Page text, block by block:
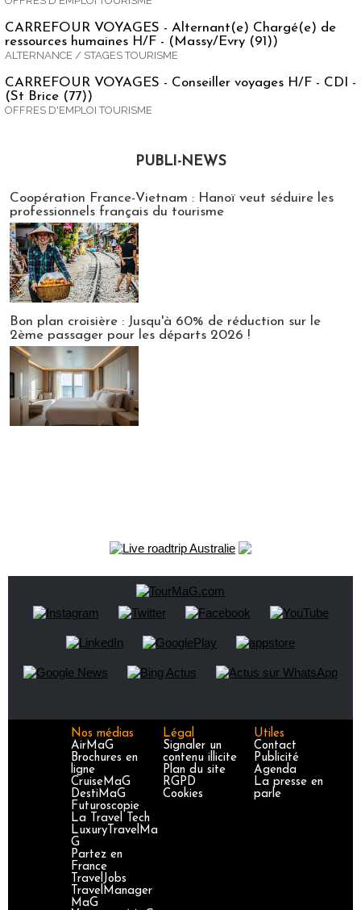
CARREFOUR VOYAGES - Alternant(e) Chargé(e) de
ressources humaines H/F - (Massy/Evry (91))
ALTERNANCE / STAGES TOURISME
CARREFOUR VOYAGES - Conseiller voyages H/F - CDI -
(St Brice (77))
OFFRES D'EMPLOI TOURISME
PUBLI-NEWS
Coopération France-Vietnam : Hanoï veut séduire les
professionnels français du tourisme
Bon plan croisière : Jusqu'à 60% de réduction sur le
2ème passager pour les départs 2026 !
Nos médias
AirMaG
Brochures en
ligne
CruiseMaG
DestiMaG
Futuroscopie
La Travel Tech
LuxuryTravelMa
G
Partez en
France
TravelJobs
TravelManager
MaG
Légal
Signaler un
contenu illicite
Plan du site
RGPD
Cookies
Utiles
Contact
Publicité
Agenda
La presse en
parle